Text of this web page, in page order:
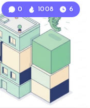
0 1008 6